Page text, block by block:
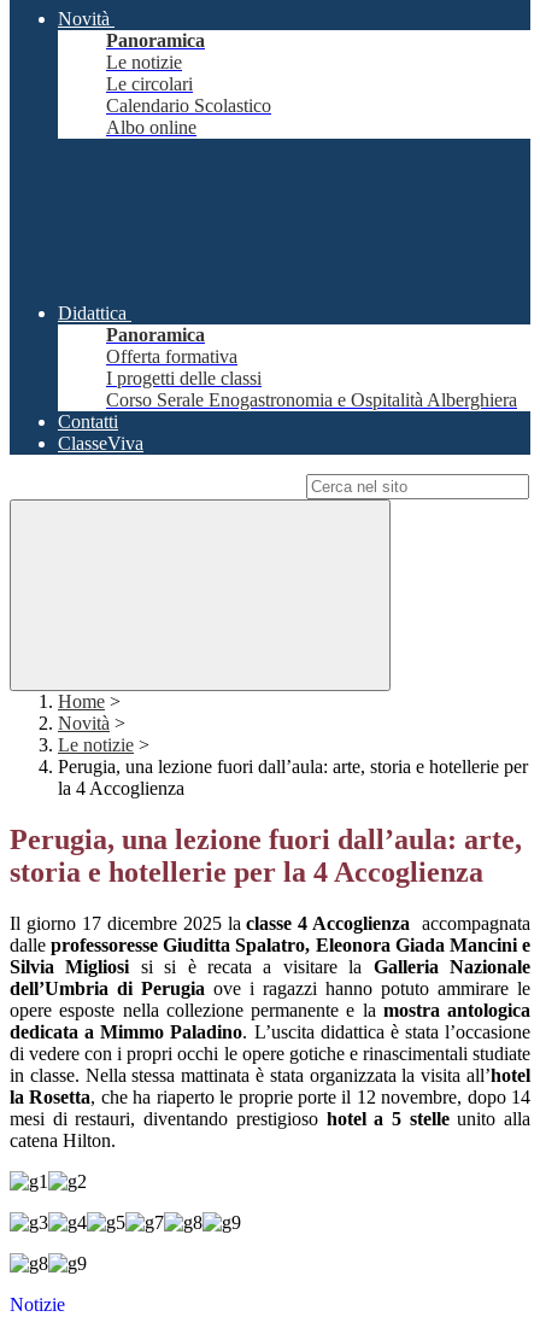
Novità
Panoramica
Le notizie
Le circolari
Calendario Scolastico
Albo online
Didattica
Panoramica
Offerta formativa
I progetti delle classi
Corso Serale Enogastronomia e Ospitalità Alberghiera
Contatti
ClasseViva
Home >
Novità >
Le notizie >
Perugia, una lezione fuori dall’aula: arte, storia e hotellerie per
la 4 Accoglienza
Perugia, una lezione fuori dall’aula: arte,
storia e hotellerie per la 4 Accoglienza
Il giorno 17 dicembre 2025 laclasse 4 Accoglienza accompagnata
dalleprofessoresse Giuditta Spalatro, Eleonora Giada Mancini e
Silvia Migliosi si si è recata a visitare la Galleria Nazionale
dell’Umbria di Perugia ove i ragazzi hanno potuto ammirare le
opere esposte nella collezione permanente e la mostra antologica
dedicata a Mimmo Paladino. L’uscita didattica è stata l’occasione
di vedere con i propri occhi le opere gotiche e rinascimentali studiate
in classe. Nella stessa mattinata è stata organizzata la visita all’hotel
la Rosetta, che ha riaperto le proprie porte il 12 novembre, dopo 14
mesi di restauri, diventando prestigioso hotel a 5 stelleunito alla
catena Hilton.
Notizie